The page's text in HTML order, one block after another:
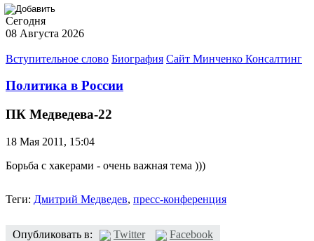
Сегодня
08 Августа 2026
Вступительное слово Биография Сайт Минченко Консалтинг
Политика в России
ПК Медведева-22
18 Мая 2011, 15:04
Борьба с хакерами - очень важная тема )))
Теги: Дмитрий Медведев, пресс-конференция
Опубликовать в: Twitter Facebook